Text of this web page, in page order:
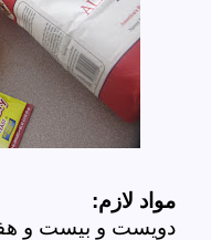
مواد لازم:
دویست و بیست و